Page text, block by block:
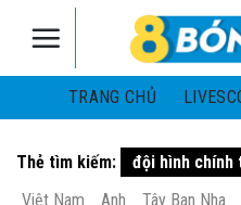
TRANG CHỦ
Thẻ tìm kiếm:
đội hình chính
Việt Nam
Anh Tây Ban Nha